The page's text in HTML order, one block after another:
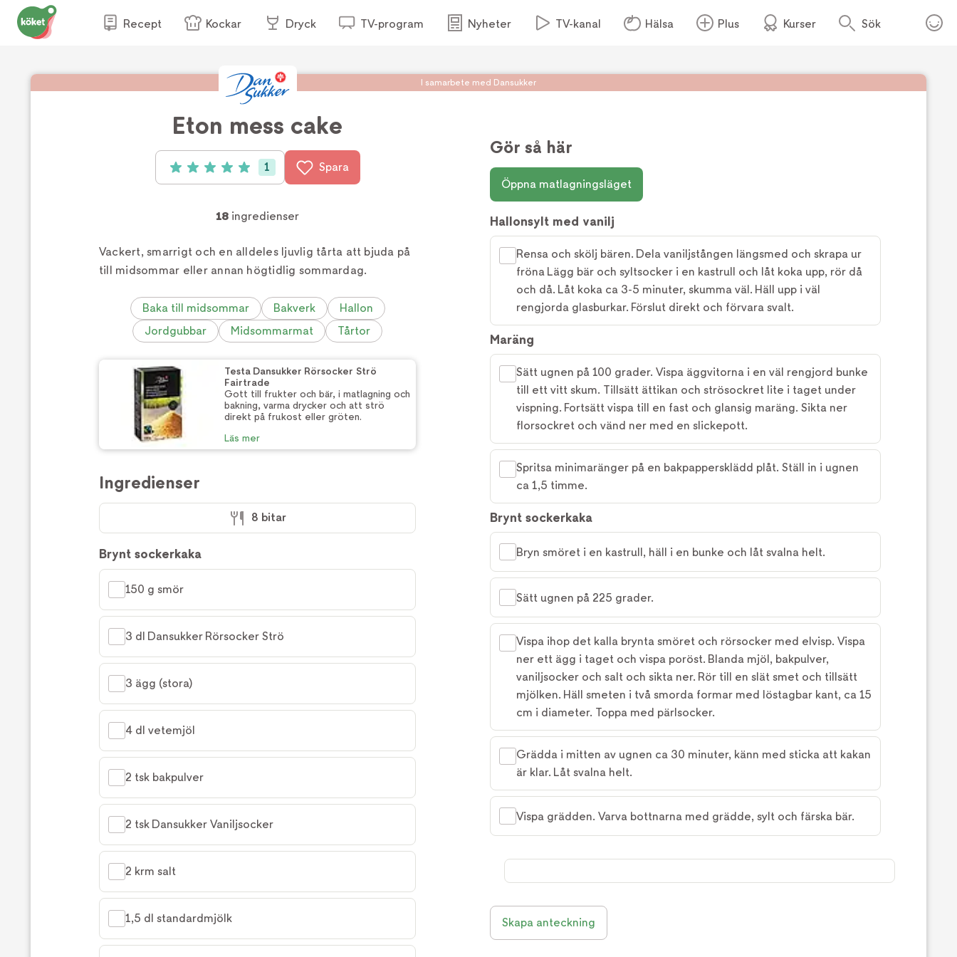
Recept Kockar Dryck TV-program Nyheter TV-kanal Hälsa Plus Kurser Sök
I samarbete med Dansukker
Foto:Dansukker
Eton mess cake
Betyg: 5 av 5 (1 röster)
1 Spara
18 ingredienser
Vackert, smarrigt och en alldeles ljuvlig tårta att bjuda på
till midsommar eller annan högtidlig sommardag.
Baka till midsommar Bakverk
Hallon
Jordgubbar
Midsommarmat Tårtor
Testa Dansukker Rörsocker Strö
Fairtrade
Gott till frukter och bär, i matlagning och
bakning, varma drycker och att strö
direkt på frukost eller gröten.
Läs mer
Ingredienser
8 bitar
Brynt sockerkaka
150 g smör
3 dl Dansukker Rörsocker Strö
3 ägg (stora)
4 dl vetemjöl
2 tsk bakpulver
2 tsk Dansukker Vaniljsocker
2 krm salt
1,5 dl standardmjölk
Gör så här
Öppna matlagningsläget
Hallonsylt med vanilj
Rensa och skölj bären. Dela vaniljstången längsmed och skrapa ur
fröna Lägg bär och syltsocker i en kastrull och låt koka upp, rör då
och då. Låt koka ca 3-5 minuter, skumma väl. Häll upp i väl
rengjorda glasburkar. Förslut direkt och förvara svalt.
Maräng
Sätt ugnen på 100 grader. Vispa äggvitorna i en väl rengjord bunke
till ett vitt skum. Tillsätt ättikan och strösockret lite i taget under
vispning. Fortsätt vispa till en fast och glansig maräng. Sikta ner
florsockret och vänd ner med en slickepott.
Spritsa minimaränger på en bakpappersklädd plåt. Ställ in i ugnen
ca 1,5 timme.
Brynt sockerkaka
Bryn smöret i en kastrull, häll i en bunke och låt svalna helt.
Sätt ugnen på 225 grader.
Vispa ihop det kalla brynta smöret och rörsocker med elvisp. Vispa
ner ett ägg i taget och vispa poröst. Blanda mjöl, bakpulver,
vaniljsocker och salt och sikta ner. Rör till en slät smet och tillsätt
mjölken. Häll smeten i två smorda formar med löstagbar kant, ca 15
cm i diameter. Toppa med pärlsocker.
Grädda i mitten av ugnen ca 30 minuter, känn med sticka att kakan
är klar. Låt svalna helt.
Vispa grädden. Varva bottnarna med grädde, sylt och färska bär.
Skapa anteckning